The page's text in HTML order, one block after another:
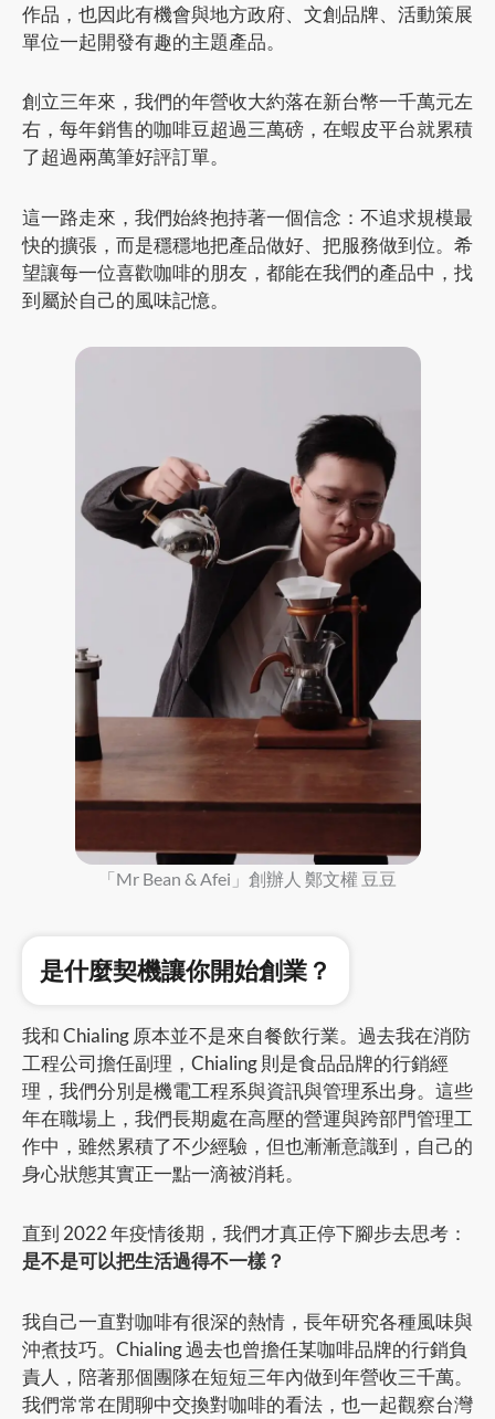
作品，也因此有機會與地方政府、文創品牌、活動策展
單位一起開發有趣的主題產品。
創立三年來，我們的年營收大約落在新台幣一千萬元左
右，每年銷售的咖啡豆超過三萬磅，在蝦皮平台就累積
了超過兩萬筆好評訂單。
這一路走來，我們始終抱持著一個信念：不追求規模最
快的擴張，而是穩穩地把產品做好、把服務做到位。希
望讓每一位喜歡咖啡的朋友，都能在我們的產品中，找
到屬於自己的風味記憶。
「Mr Bean & Afei」創辦人 鄭文權 豆豆
是什麼契機讓你開始創業？
我和 Chialing 原本並不是來自餐飲行業。過去我在消防
工程公司擔任副理，Chialing 則是食品品牌的行銷經
理，我們分別是機電工程系與資訊與管理系出身。這些
年在職場上，我們長期處在高壓的營運與跨部門管理工
作中，雖然累積了不少經驗，但也漸漸意識到，自己的
身心狀態其實正一點一滴被消耗。
直到 2022 年疫情後期，我們才真正停下腳步去思考：
是不是可以把生活過得不一樣？
我自己一直對咖啡有很深的熱情，長年研究各種風味與
沖煮技巧。Chialing 過去也曾擔任某咖啡品牌的行銷負
責人，陪著那個團隊在短短三年內做到年營收三千萬。
我們常常在閒聊中交換對咖啡的看法，也一起觀察台灣